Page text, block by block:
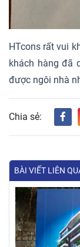
HTcons rất vui
khách hàng đã
được ngôi nhà
Chia sẻ:
BÀI VIẾT LIÊN